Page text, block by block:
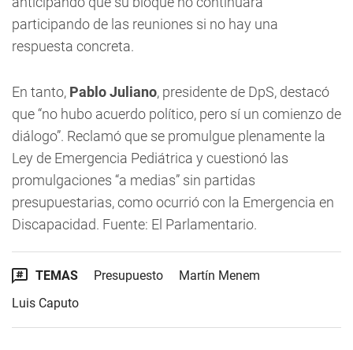
participando de las reuniones si no hay una
respuesta concreta.
En tanto, Pablo Juliano, presidente de DpS, destacó
que “no hubo acuerdo político, pero sí un comienzo de
diálogo”. Reclamó que se promulgue plenamente la
Ley de Emergencia Pediátrica y cuestionó las
promulgaciones “a medias” sin partidas
presupuestarias, como ocurrió con la Emergencia en
Discapacidad. Fuente: El Parlamentario.
TEMAS Presupuesto
Martín Menem
Luis Caputo